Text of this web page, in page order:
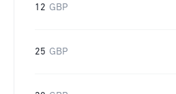
12 GBP
25 GBP